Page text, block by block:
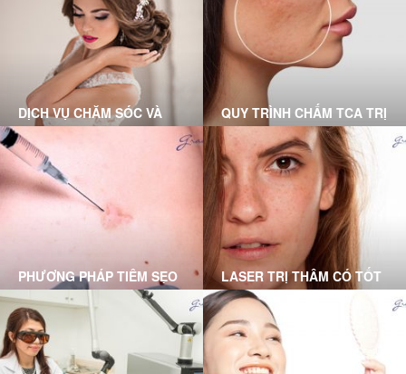
DỊCH VỤ CHĂM SÓC VÀ
ĐIỀU TRỊ TẠI PHÒNG
KHÁM DA LIỄU GRACE
SKINCARE CLINIC
QUY TRÌNH CHẤM TCA TRỊ
SẸO RỖ CHUẨN Y KHOA
TẠI GRACE SKINCARE
CLINIC
PHƯƠNG PHÁP TIÊM SẸO
LỒI DO BÁC SĨ DA LIỄU
THỰC HIỆN
LASER TRỊ THÂM CÓ TỐT
KHÔNG? DƯỚI ĐÂY LÀ
LỜI GIẢI ĐÁP DÀNH CHO
BẠN